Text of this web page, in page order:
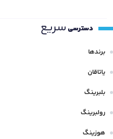
دسترسی سریع
برندها
یاتاقان
بلبرینگ
رولبرینگ
هوزینگ